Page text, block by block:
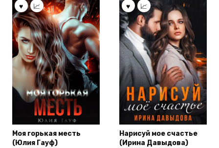
Моя горькая месть
(Юлия Гауф)
Нарисуй мое счастье
(Ирина Давыдова)